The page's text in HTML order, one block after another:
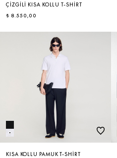
ÇIZGILI KISA KOLLU T-SHIRT
₺ 8.550,00
KISA KOLLU PAMUK T-SHIRT